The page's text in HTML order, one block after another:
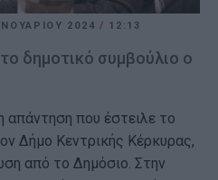
2024 / 12:13
δημοτικό συμβούλιο ο
απάντηση που έστειλε το
Δήμο Κεντρικής Κέρκυρας,
από το Δημόσιο. Στην